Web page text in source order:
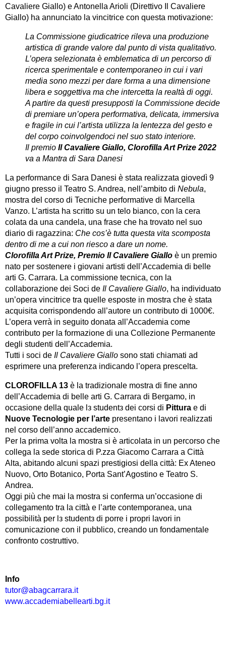
Cavaliere Giallo) e Antonella Arioli (Direttivo Il Cavaliere
Giallo) ha annunciato la vincitrice con questa motivazione:
La Commissione giudicatrice rileva una produzione
artistica di grande valore dal punto di vista qualitativo.
L’opera selezionata è emblematica di un percorso di
ricerca sperimentale e contemporaneo in cui i vari
media sono mezzi per dare forma a una dimensione
libera e soggettiva ma che intercetta la realtà di oggi.
A partire da questi presupposti la Commissione decide
di premiare un’opera performativa, delicata, immersiva
e fragile in cui l’artista utilizza la lentezza del gesto e
del corpo coinvolgendoci nel suo stato interiore.
Il premio Il Cavaliere Giallo, Clorofilla Art Prize 2022
va a Mantra di Sara Danesi
La performance di Sara Danesi è stata realizzata giovedì 9
giugno presso il Teatro S. Andrea, nell’ambito di Nebula,
mostra del corso di Tecniche performative di Marcella
Vanzo. L’artista ha scritto su un telo bianco, con la cera
colata da una candela, una frase che ha trovato nel suo
diario di ragazzina: Che cos’è tutta questa vita scomposta
dentro di me a cui non riesco a dare un nome.
Clorofilla Art Prize, Premio Il Cavaliere Giallo è un premio
nato per sostenere i giovani artisti dell’Accademia di belle
arti G. Carrara. La commissione tecnica, con la
collaborazione dei Soci de Il Cavaliere Giallo, ha individuato
un’opera vincitrice tra quelle esposte in mostra che è stata
acquisita corrispondendo all’autore un contributo di 1000€.
L’opera verrà in seguito donata all’Accademia come
contributo per la formazione di una Collezione Permanente
degli studenti dell’Accademia.
Tutti i soci de Il Cavaliere Giallo sono stati chiamati ad
esprimere una preferenza indicando l’opera prescelta.
CLOROFILLA 13 è la tradizionale mostra di fine anno
dell’Accademia di belle arti G. Carrara di Bergamo, in
occasione della quale lз studentз dei corsi di Pittura e di
Nuove Tecnologie per l’arte presentano i lavori realizzati
nel corso dell’anno accademico.
Per la prima volta la mostra si è articolata in un percorso che
collega la sede storica di P.zza Giacomo Carrara a Città
Alta, abitando alcuni spazi prestigiosi della città: Ex Ateneo
Nuovo, Orto Botanico, Porta Sant’Agostino e Teatro S.
Andrea.
Oggi più che mai la mostra si conferma un’occasione di
collegamento tra la città e l’arte contemporanea, una
possibilità per lз studentз di porre i propri lavori in
comunicazione con il pubblico, creando un fondamentale
confronto costruttivo.
Info
tutor@abagcarrara.it
www.accademiabellearti.bg.it